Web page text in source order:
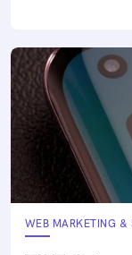
WEB MARKETING &